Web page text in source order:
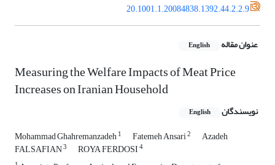
20.1001.1.20084838.1392.44.2.2.9
عنوان مقاله English
Measuring the Welfare Impacts of Meat Price
Increases on Iranian Household
نویسندگان English
Mohammad Ghahremanzadeh1 Fatemeh Ansari2 Azadeh
FALSAFIAN3 ROYA FERDOSI4